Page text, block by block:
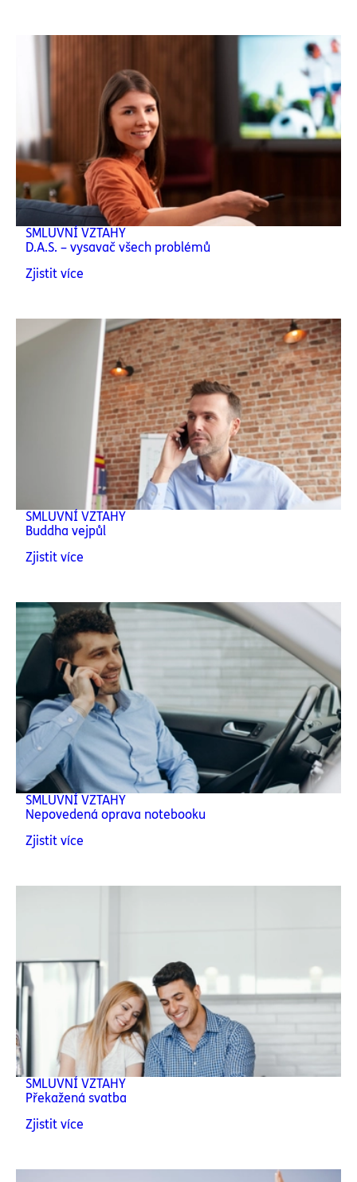
SMLUVNÍ VZTAHY
D.A.S. – vysavač všech problémů
Zjistit více
SMLUVNÍ VZTAHY
Buddha vejpůl
Zjistit více
SMLUVNÍ VZTAHY
Nepovedená oprava notebooku
Zjistit více
SMLUVNÍ VZTAHY
Překažená svatba
Zjistit více